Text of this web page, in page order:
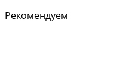
Рекомендуем